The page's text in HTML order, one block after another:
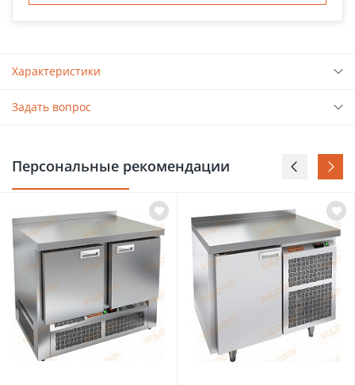
Характеристики
Задать вопрос
Персональные рекомендации